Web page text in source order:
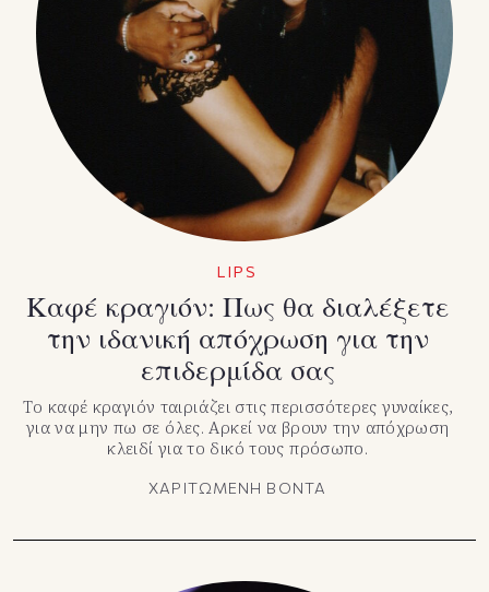
LIPS
Kαφέ κραγιόν: Πως θα διαλέξετε
την ιδανική απόχρωση για την
επιδερμίδα σας
Το καφέ κραγιόν ταιριάζει στις περισσότερες γυναίκες,
για να μην πω σε όλες. Αρκεί να βρουν την απόχρωση
κλειδί για το δικό τους πρόσωπο.
ΧΑΡΙΤΩΜΕΝΗ ΒΟΝΤΑ